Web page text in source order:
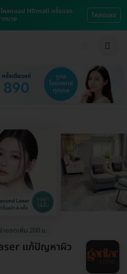
หลดแอป HDmall ครั้งแรก
กมาย
โหลดเลย
ายลดเพิ่ม 200 บ.
แก้ปัญหาผิว